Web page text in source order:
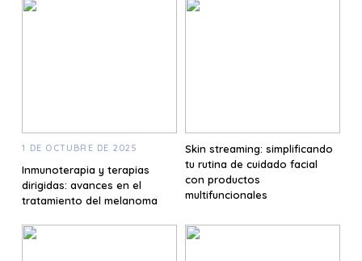
1 DE OCTUBRE DE 2025
Inmunoterapia y terapias
dirigidas: avances en el
tratamiento del melanoma
Skin streaming: simplificando
tu rutina de cuidado facial
con productos
multifuncionales